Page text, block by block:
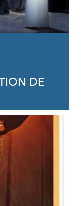
DE